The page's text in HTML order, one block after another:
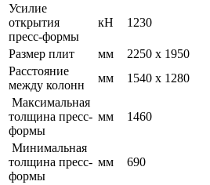
Усилие
открытия
пресс-формы
кН 1230
Размер плит мм
2250 х 1950
Расстояние
между колонн
мм
1540 х 1280
Максимальная
толщина пресс-
формы
мм 1460
Минимальная
толщина пресс-
формы
мм 690